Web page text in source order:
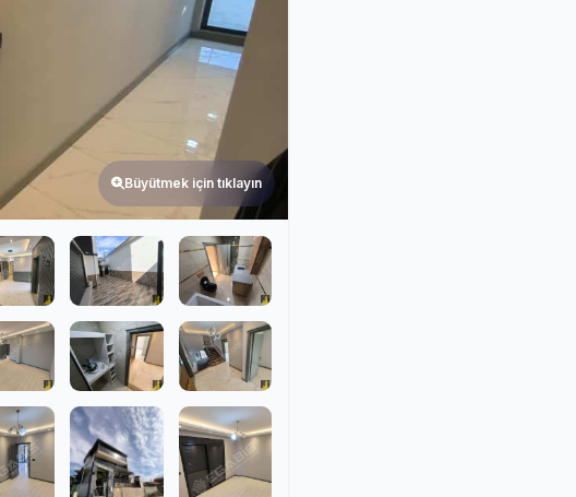
Büyütmek için tıklayın